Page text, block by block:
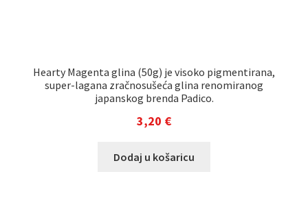
Hearty Magenta glina (50g) je visoko pigmentirana,
super-lagana zračnosušeća glina renomiranog
japanskog brenda Padico.
3,20 €
Dodaj u košaricu